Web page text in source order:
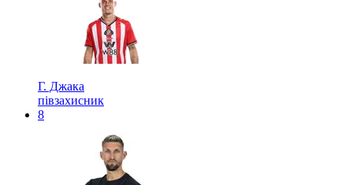
Г. Джака
півзахисник
8